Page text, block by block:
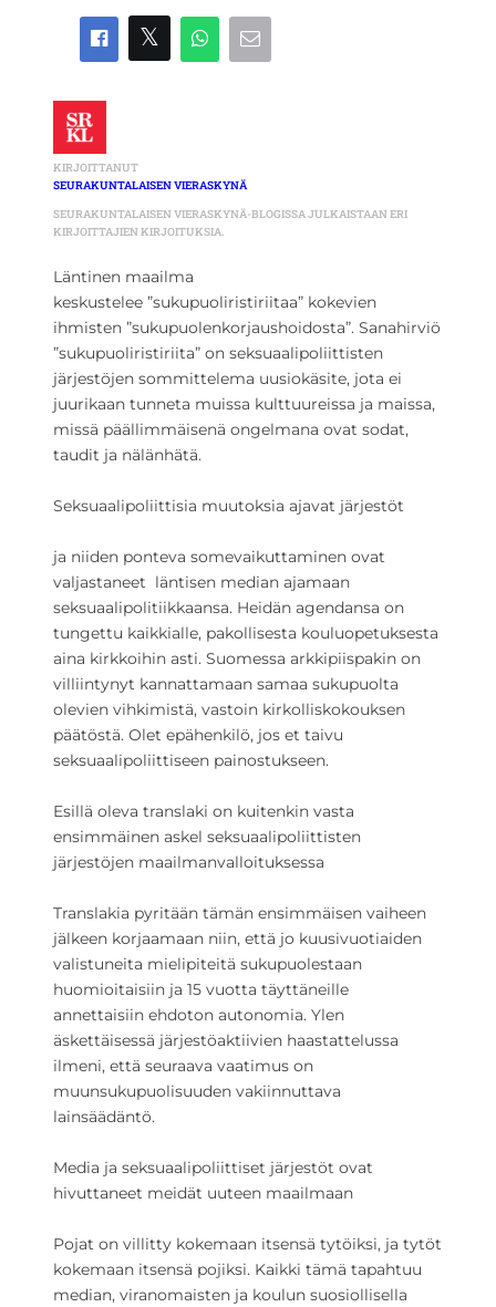
KIRJOITTANUT
SEURAKUNTALAISEN VIERASKYNÄ
SEURAKUNTALAISEN VIERASKYNÄ-BLOGISSA JULKAISTAAN ERI
KIRJOITTAJIEN KIRJOITUKSIA.
Läntinen maailma
keskustelee ”sukupuoliristiriitaa” kokevien
ihmisten ”sukupuolenkorjaushoidosta”. Sanahirviö
”sukupuoliristiriita” on seksuaalipoliittisten
järjestöjen sommittelema uusiokäsite, jota ei
juurikaan tunneta muissa kulttuureissa ja maissa,
missä päällimmäisenä ongelmana ovat sodat,
taudit ja nälänhätä.
Seksuaalipoliittisia muutoksia ajavat järjestöt
ja niiden ponteva somevaikuttaminen ovat
valjastaneet läntisen median ajamaan
seksuaalipolitiikkaansa. Heidän agendansa on
tungettu kaikkialle, pakollisesta kouluopetuksesta
aina kirkkoihin asti. Suomessa arkkipiispakin on
villiintynyt kannattamaan samaa sukupuolta
olevien vihkimistä, vastoin kirkolliskokouksen
päätöstä. Olet epähenkilö, jos et taivu
seksuaalipoliittiseen painostukseen.
Esillä oleva translaki on kuitenkin vasta
ensimmäinen askel seksuaalipoliittisten
järjestöjen maailmanvalloituksessa
Translakia pyritään tämän ensimmäisen vaiheen
jälkeen korjaamaan niin, että jo kuusivuotiaiden
valistuneita mielipiteitä sukupuolestaan
huomioitaisiin ja 15 vuotta täyttäneille
annettaisiin ehdoton autonomia. Ylen
äskettäisessä järjestöaktiivien haastattelussa
ilmeni, että seuraava vaatimus on
muunsukupuolisuuden vakiinnuttava
lainsäädäntö.
Media ja seksuaalipoliittiset järjestöt ovat
hivuttaneet meidät uuteen maailmaan
Pojat on villitty kokemaan itsensä tytöiksi, ja tytöt
kokemaan itsensä pojiksi. Kaikki tämä tapahtuu
median, viranomaisten ja koulun suosiollisella